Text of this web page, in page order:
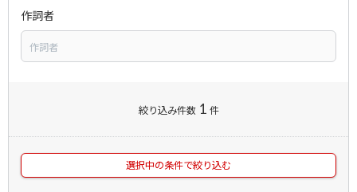
作詞者
絞り込み件数 1 件
選択中の条件で絞り込む